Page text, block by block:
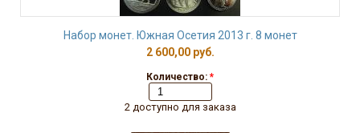
Набор монет. Южная Осетия 2013 г. 8 монет
2 600,00 руб.
Количество: *
2 доступно для заказа